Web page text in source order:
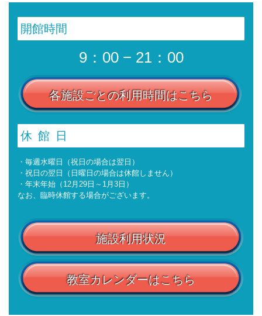
開館時間
9：00 − 21：00
各施設ごとの利用時間はこちら
休館日
・毎週水曜日（祝日の場合は翌日）
・祝日の翌日（日曜日の場合は休館しません）
・年末年始（12月29日～1月3日）
なお、臨時休館する場合がございます。
施設利用状況
教室カレンダーはこちら